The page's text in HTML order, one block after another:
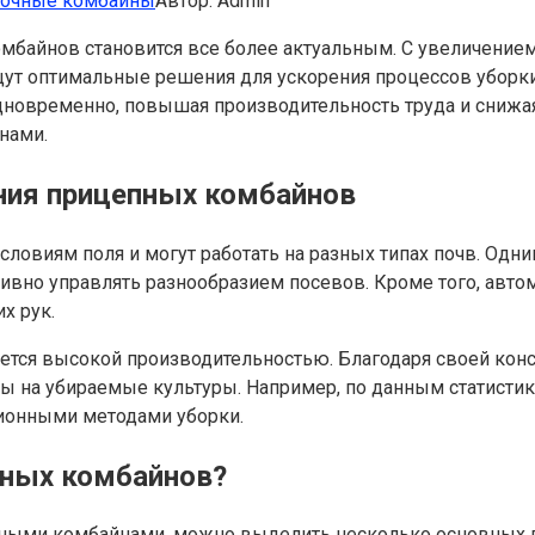
становится все более актуальным. С
оптимальные решения для ускорения процессов
повышая производительность труда и
прицепных комбайнов
поля и могут работать на разных типах почв.
управлять разнообразием посевов. Кроме того,
рук.
высокой производительностью. Благодаря своей
на убираемые культуры. Например, по данным
методами уборки.
комбайнов?